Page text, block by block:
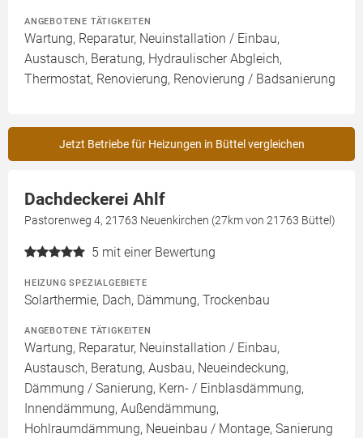
ANGEBOTENE TÄTIGKEITEN
Wartung, Reparatur, Neuinstallation / Einbau,
Austausch, Beratung, Hydraulischer Abgleich,
Thermostat, Renovierung, Renovierung / Badsanierung
Jetzt Betriebe für Heizungen in Büttel vergleichen
Dachdeckerei Ahlf
Pastorenweg 4, 21763 Neuenkirchen (27km von 21763 Büttel)
5 mit einer Bewertung
HEIZUNG SPEZIALGEBIETE
Solarthermie, Dach, Dämmung, Trockenbau
ANGEBOTENE TÄTIGKEITEN
Wartung, Reparatur, Neuinstallation / Einbau,
Austausch, Beratung, Ausbau, Neueindeckung,
Dämmung / Sanierung, Kern- / Einblasdämmung,
Innendämmung, Außendämmung,
Hohlraumdämmung, Neueinbau / Montage, Sanierung